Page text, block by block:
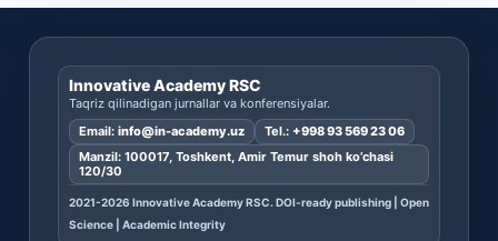
Innovative Academy RSC
Taqriz qilinadigan jurnallar va konferensiyalar.
Email: info@in-academy.uz Tel.: +998 93 569 23 06
Manzil: 100017, Toshkent, Amir Temur shoh ko’chasi
120/30
2021-2026 Innovative Academy RSC. DOI-ready publishing | Open
Science | Academic Integrity